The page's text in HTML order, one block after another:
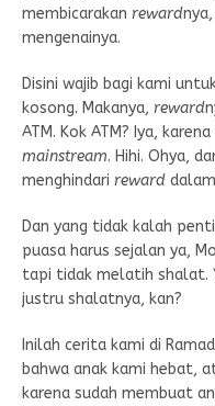
membicarakan reward
mengenainya.
Disini wajib bagi kami
kosong. Makanya, reward
ATM. Kok ATM? Iya,
mainstream. Hihi. Ohya,
menghindari reward
Dan yang tidak kalah
puasa harus sejalan ya,
tapi tidak melatih shalat.
justru shalatnya, kan?
Inilah cerita kami di
bahwa anak kami hebat,
karena sudah membuat